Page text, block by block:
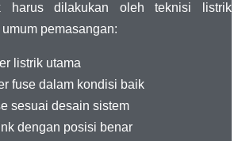
harus dilakukan oleh teknisi listrik
pemasangan:
listrik utama
fuse dalam kondisi baik
sesuai desain sistem
dengan posisi benar